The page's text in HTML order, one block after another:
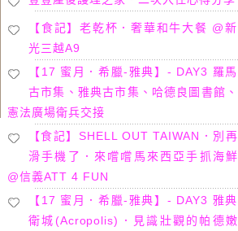
【食記】老乾杯．奢華和牛大餐 @新
光三越A9
【17 蜜月．希臘-雅典】- DAY3 羅馬
古市集、雅典古市集、哈德良圖書館、
憲法廣場衛兵交接
【食記】SHELL OUT TAIWAN．別再
滑手機了．來嚐嚐馬來西亞手抓海鮮
@信義ATT 4 FUN
【17 蜜月．希臘-雅典】- DAY3 雅典
衛城(Acropolis)．見識壯觀的帕德嫩